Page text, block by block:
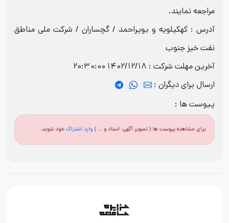
مراجعه نمایند.
آدرس : كهكيلويه و بويراحمد / گچساران / شرکت ملی مناطق
نفت خیز جنوب
آخرین مهلت شرکت : 1402/12/18 20:30:00
ارسال برای دیگران :
پیوست ها :
برای مشاهده پیوست ها ( تصویر آگهی، اسناد و ... ) وارد اشتراکخود شوید.